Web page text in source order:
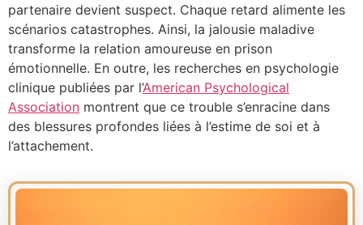
partenaire devient suspect. Chaque retard alimente les
scénarios catastrophes. Ainsi, la jalousie maladive
transforme la relation amoureuse en prison
émotionnelle. En outre, les recherches en psychologie
clinique publiées par l’American Psychological
Association montrent que ce trouble s’enracine dans
des blessures profondes liées à l’estime de soi et à
l’attachement.